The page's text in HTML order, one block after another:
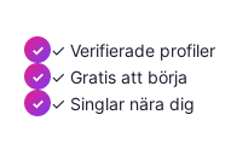
✓ Verifierade profiler
✓ Gratis att börja
✓ Singlar nära dig